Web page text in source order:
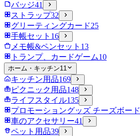
バッジ41
ストラップ32
グリーティングカード25
手帳セット 16
メモ帳&ペンセット 13
トランプ、カードゲーム10
ホーム・キッチン11
キッチン用品169
ピクニック用品148
ライフスタイル135
プロモーショングッズ チーズボード
車のアクセサリー41
ペット用品39